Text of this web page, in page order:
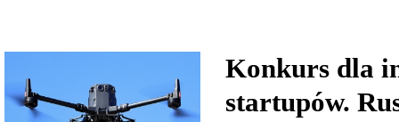
Konkurs dla
startupów.